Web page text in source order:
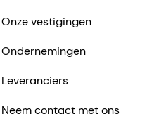
Onze vestigingen
Ondernemingen
Leveranciers
Neem contact met ons